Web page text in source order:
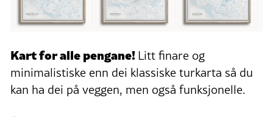
Kart for alle pengane! Litt finare og
minimalistiske enn dei klassiske turkarta så du
kan ha dei på veggen, men også funksjonelle.